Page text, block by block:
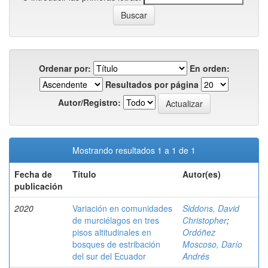
Ordenar por:
En orden:
Resultados por página
Autor/Registro:
Mostrando resultados 1 a 1 de 1
Fecha de
publicación
Título Autor(es)
2020
Variación en comunidades
de murciélagos en tres
pisos altitudinales en
bosques de estribación
del sur del Ecuador
Siddons, David
Christopher;
Ordóñez
Moscoso, Darío
Andrés